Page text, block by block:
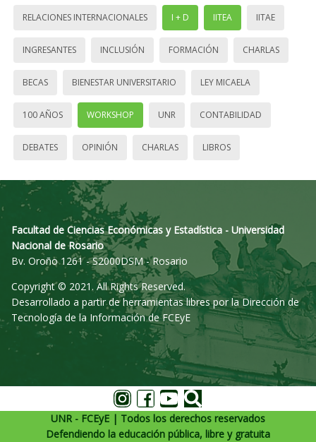
RELACIONES INTERNACIONALES I + D IITEA IITAE
INGRESANTES INCLUSIÓN FORMACIÓN CHARLAS
BECAS BIENESTAR UNIVERSITARIO LEY MICAELA
100 AÑOS WORKSHOP UNR CONTABILIDAD
DEBATES OPINIÓN CHARLAS LIBROS
Facultad de Ciencias Económicas y Estadística - Universidad
Nacional de Rosario
Bv. Oroño 1261 - S2000DSM - Rosario
Copyright © 2021. All Rights Reserved.
Desarrollado a partir de herramientas libres por la Dirección de
Tecnología de la Información de FCEyE
UNR - FCEyE | Todos los derechos reservados
Defendiendo la educación pública, libre y gratuita